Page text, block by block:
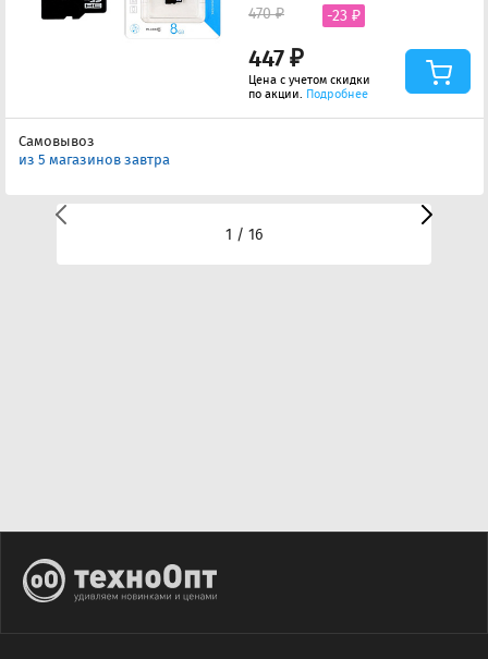
447 ₽
470 ₽ -23 ₽
Цена с учетом скидки
по акции. Подробнее
Самовывоз
из 5 магазинов завтра
1 / 16